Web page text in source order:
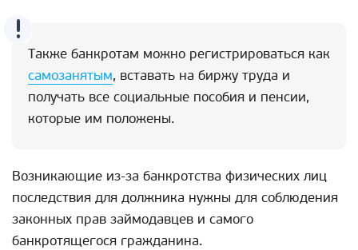
Также банкротам можно регистрироваться как
самозанятым, вставать на биржу труда и
получать все социальные пособия и пенсии,
которые им положены.
Возникающие из-за банкротства физических лиц
последствия для должника нужны для соблюдения
законных прав займодавцев и самого
банкротящегося гражданина.